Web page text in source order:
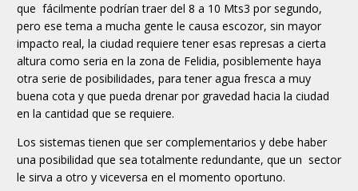
que fácilmente podrían traer del 8 a 10 Mts3 por segundo,
pero ese tema a mucha gente le causa escozor, sin mayor
impacto real, la ciudad requiere tener esas represas a cierta
altura como seria en la zona de Felidia, posiblemente haya
otra serie de posibilidades, para tener agua fresca a muy
buena cota y que pueda drenar por gravedad hacia la ciudad
en la cantidad que se requiere.
Los sistemas tienen que ser complementarios y debe haber
una posibilidad que sea totalmente redundante, que un sector
le sirva a otro y viceversa en el momento oportuno.